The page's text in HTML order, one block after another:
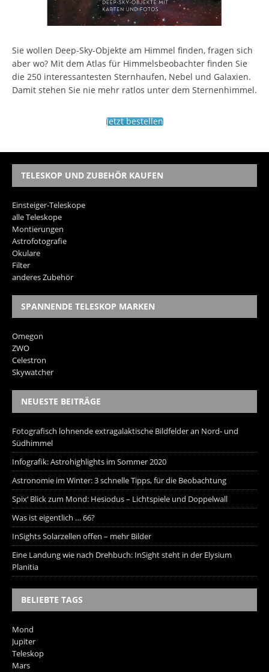
Sie wollen Deep-Sky-Objekte am Himmel finden, fragen sich
aber wo? Mit dem Atlas für Himmelsbeobachter finden Sie
die 250 interessantesten Sternhaufen, Nebel und Galaxien.
Damit stehen Sie nie mehr ratlos unter dem Sternenhimmel.
Jetzt bestellen
TELESKOP UND ZUBEHÖR KAUFEN
Einsteiger-Teleskope
alle Teleskope
Montierungen
Astrofotografie
Okulare
Filter
anderes Zubehör
SPANNENDE TELESKOP MARKEN
Omegon
ZWO
Celestron
Skywatcher
NEUESTE BEITRÄGE
Fotografisch lohnende extragalaktische Bildfelder an Nord- und
Südhimmel
Infografik: Astrohighlights im Sommer 2020
Astronomie im Winter: 3 schnelle Tipps, für die Beobachtung
Spix‘ Blick zum Mond: Hesiodus – Lichtspiele und Doppelwall
Was ist eigentlich … 66?
InSights Solarzellen offen – mehr Bilder
Eine Landung wie nach Drehbuch: InSight steht in der Elysium
Planitia
BELIEBTE TAGS
Mond
Jupiter
Teleskop
Mars